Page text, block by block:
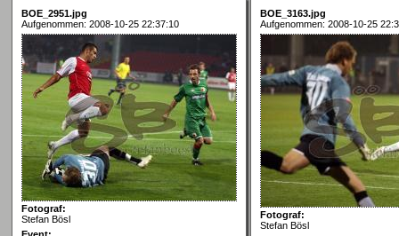
BOE_2951.jpg
Aufgenommen: 2008-10-25 22:37:10
Fotograf:
Stefan Bösl
BOE_3163.jpg
Aufgenommen: 2008-10-25
Fotograf:
Stefan Bösl